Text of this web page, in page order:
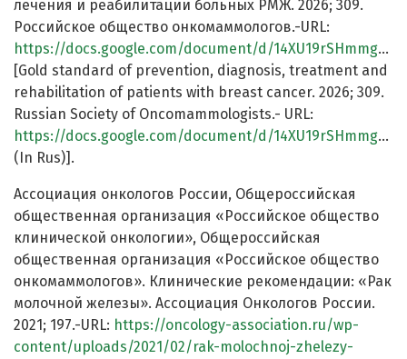
лечения и реабилитации больных РМЖ. 2026; 309.
Российское общество онкомаммологов.-URL:
https://docs.google.com/document/d/14XU19rSHmmg0v8aL9msY9B1uoscVK7WS/edit#heading=h.gjdgxs
[Gold standard of prevention, diagnosis, treatment and
rehabilitation of patients with breast cancer. 2026; 309.
Russian Society of Oncomammologists.- URL:
https://docs.google.com/document/d/14XU19rSHmmg0v8aL9msY9B1uoscVK7WS/edit#heading=h.gjdgxs
(In Rus)].
Ассоциация онкологов России, Общероссийская
общественная организация «Российское общество
клинической онкологии», Общероссийская
общественная организация «Российское общество
онкомаммологов». Клинические рекомендации: «Рак
молочной железы». Ассоциация Онкологов России.
2021; 197.-URL: https://oncology-association.ru/wp-
content/uploads/2021/02/rak-molochnoj-zhelezy-